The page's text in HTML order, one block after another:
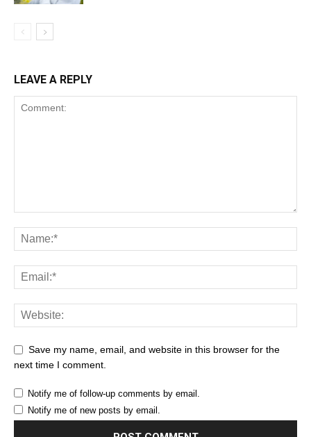
LEAVE A REPLY
Save my name, email, and website in this browser for the
next time I comment.
Notify me of follow-up comments by email.
Notify me of new posts by email.